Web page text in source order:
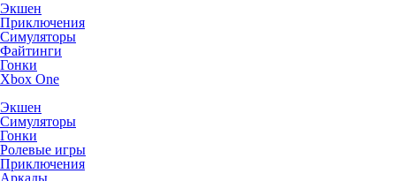
Экшен
Приключения
Симуляторы
Файтинги
Гонки
Xbox One
Экшен
Симуляторы
Гонки
Ролевые игры
Приключения
Аркады